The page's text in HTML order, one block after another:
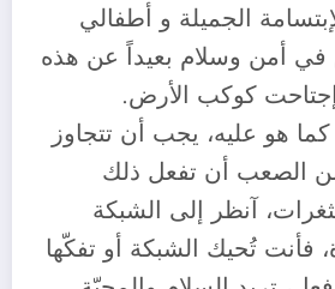
الجميلة و أطفالي
أمن وسلام بعيداً عن هذه
كوكب الأرض.
كما هو عليه، يجب أن تتجاوز
الصعب أن تفعل ذلك
آنظر إلى الشبكة
فأنت تُحيك الشبكة أو تفكّها